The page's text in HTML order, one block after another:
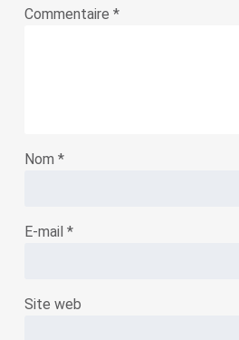
Commentaire *
Nom *
E-mail *
Site web